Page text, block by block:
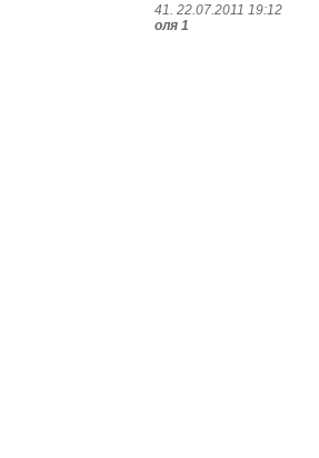
41. 22.07.2011 19:12
оля 1